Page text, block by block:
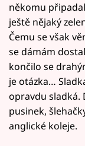
někomu
ještě nějaký
Čemu se však
se dámám
končilo se
je otázka…
opravdu sladká.
pusinek,
anglické koleje.